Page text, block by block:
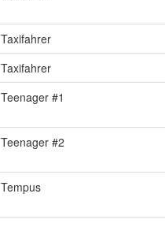
Taxifahrer
Taxifahrer
Teenager #1
Teenager #2
Tempus